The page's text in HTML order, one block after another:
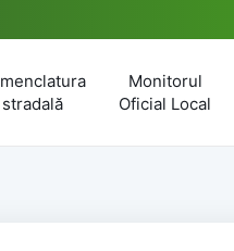
stradală
Monitorul
Oficial Local